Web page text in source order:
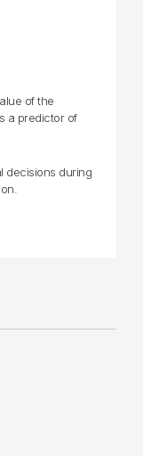
of the
a predictor of
decisions during